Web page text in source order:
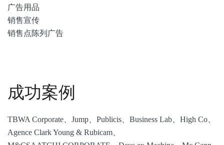
广告用品
销售宣传
销售点陈列广告
成功案例
TBWA Corporate、Jump、Publicis、Business Lab、High Co、
Agence Clark Young & Rubicam、